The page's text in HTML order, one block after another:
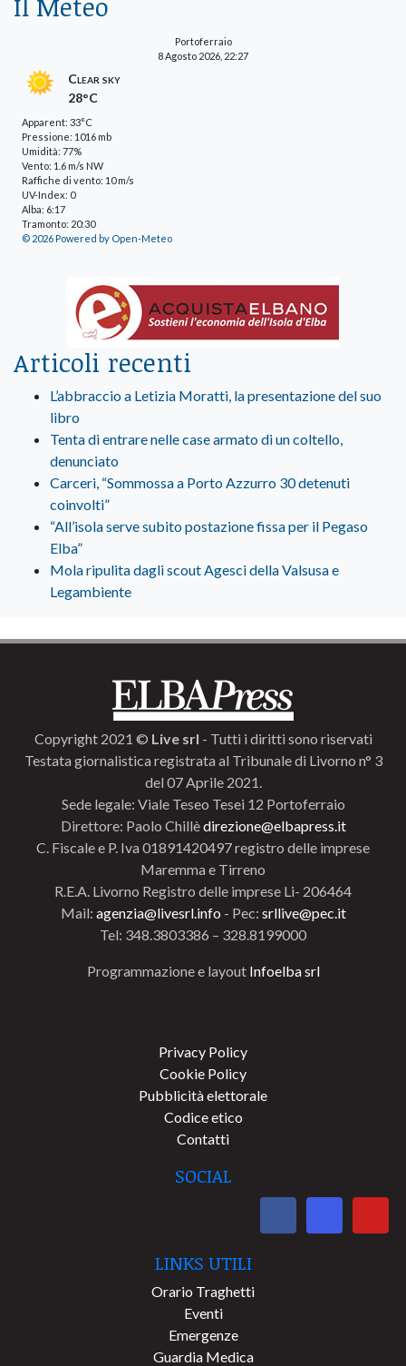
Portoferraio
8 Agosto 2026, 22:27
Clear sky
28°C
Apparent: 33°C
Pressione: 1016 mb
Umidità: 77%
Vento: 1.6 m/s NW
Raffiche di vento: 10 m/s
UV-Index: 0
Alba: 6:17
Tramonto: 20:30
© 2026 Powered by Open-Meteo
Articoli recenti
L’abbraccio a Letizia Moratti, la presentazione del suo
libro
Tenta di entrare nelle case armato di un coltello,
denunciato
Carceri, “Sommossa a Porto Azzurro 30 detenuti
coinvolti”
“All’isola serve subito postazione fissa per il Pegaso
Elba”
Mola ripulita dagli scout Agesci della Valsusa e
Legambiente
Copyright 2021 © Live srl - Tutti i diritti sono riservati
Testata giornalistica registrata al Tribunale di Livorno n° 3
del 07 Aprile 2021.
Sede legale: Viale Teseo Tesei 12 Portoferraio
Direttore: Paolo Chillèdirezione@elbapress.it
C. Fiscale e P. Iva 01891420497 registro delle imprese
Maremma e Tirreno
R.E.A. Livorno Registro delle imprese Li- 206464
Mail: agenzia@livesrl.info - Pec: srllive@pec.it
Tel: 348.3803386 – 328.8199000
Programmazione e layout Infoelba srl
Privacy Policy
Cookie Policy
Pubblicità elettorale
Codice etico
Contatti
SOCIAL
LINKS UTILI
Orario Traghetti
Eventi
Emergenze
Guardia Medica